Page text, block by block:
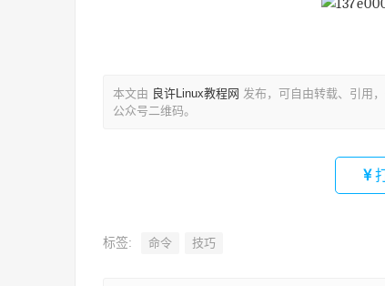
本文由 良许Linux教程网 发布，可自由转载、引用
公众号二维码。
标签: 命令 技巧